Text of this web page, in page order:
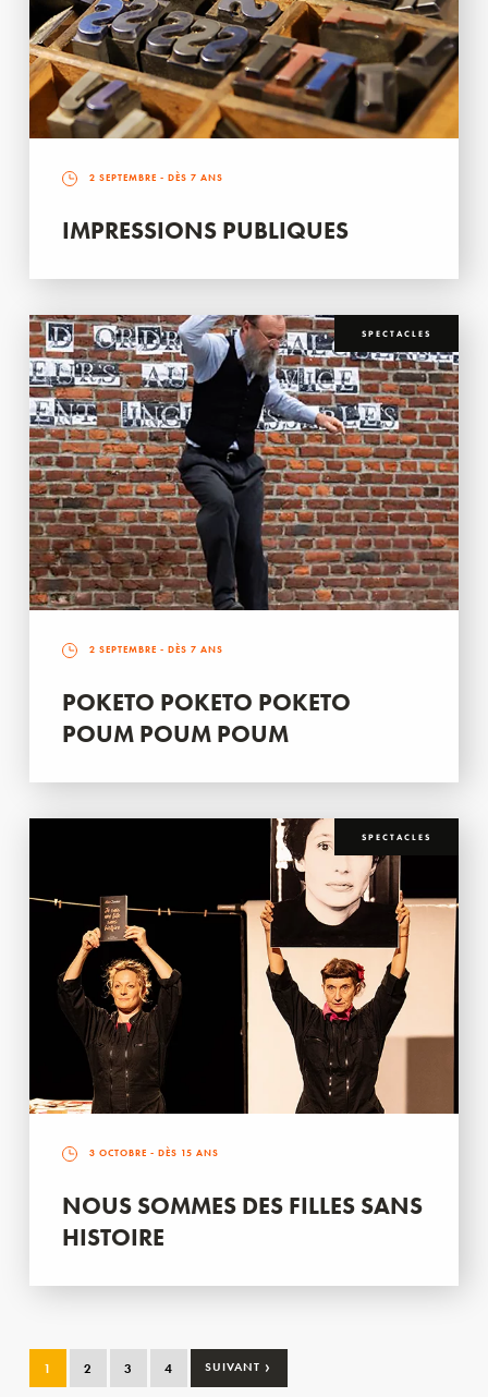
2 SEPTEMBRE - DÈS 7 ANS
IMPRESSIONS PUBLIQUES
SPECTACLES
2 SEPTEMBRE - DÈS 7 ANS
POKETO POKETO POKETO
POUM POUM POUM
SPECTACLES
3 OCTOBRE - DÈS 15 ANS
NOUS SOMMES DES FILLES SANS
HISTOIRE
1 2 3 4 SUIVANT ›